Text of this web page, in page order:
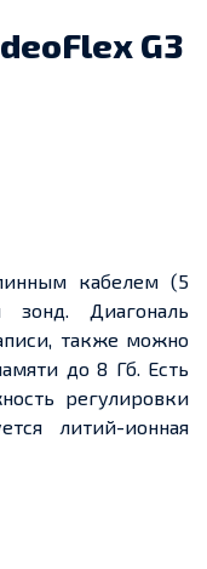
G3
кабелем (5
зонд. Диагональ
также можно
до 8 Гб. Есть
регулировки
литий-ионная